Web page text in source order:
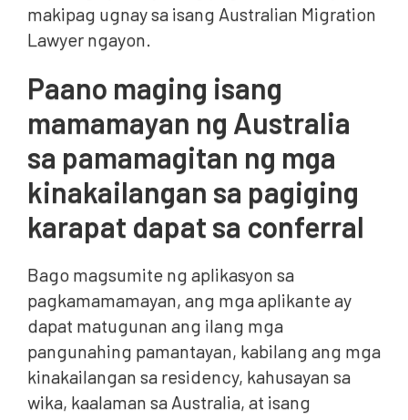
makipag ugnay sa isang Australian Migration
Lawyer ngayon.
Paano maging isang
mamamayan ng Australia
sa pamamagitan ng mga
kinakailangan sa pagiging
karapat dapat sa conferral
Bago magsumite ng aplikasyon sa
pagkamamamayan, ang mga aplikante ay
dapat matugunan ang ilang mga
pangunahing pamantayan, kabilang ang mga
kinakailangan sa residency, kahusayan sa
wika, kaalaman sa Australia, at isang